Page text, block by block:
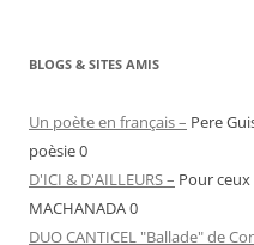
BLOGS & SITES AMIS
Un poète en français – Pere
poèsie 0
D'ICI & D'AILLEURS – Pour
MACHANADA 0
DUO CANTICEL "Ballade" de